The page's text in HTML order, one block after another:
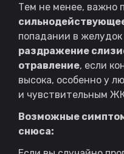
Тем не менее, важно
попадании в
раздражение
отравление, если
высока, особенно у
и чувствительным
Возможные
снюса: